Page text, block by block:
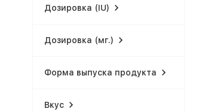
Дозировка (IU)
Дозировка (мг.)
Форма выпуска продукта
Вкус